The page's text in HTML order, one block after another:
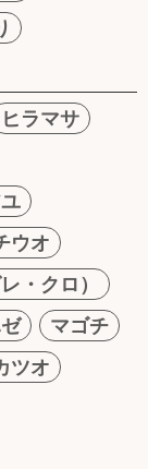
ヒラマサ
ウオ
・クロ）
マゴチ
ツオ